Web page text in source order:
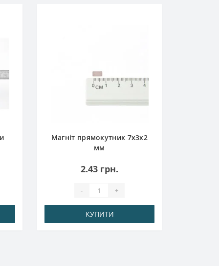
Магніт прямокутник 7х3х2
мм
2.43 грн.
- +
КУПИТИ